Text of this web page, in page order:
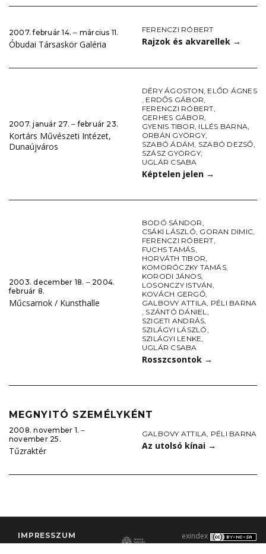
2007. február 14. ‒ március 11.
Óbudai Társaskör Galéria
FERENCZI RÓBERT
Rajzok és akvarellek →
2007. január 27. ‒ február 23.
Kortárs Művészeti Intézet,
Dunaújváros
DÉRY ÁGOSTON, ELŐD ÁGNES
, ERDŐS GÁBOR,
FERENCZI RÓBERT,
GERHES GÁBOR,
GYENIS TIBOR, ILLÉS BARNA,
ORBÁN GYÖRGY,
SZABÓ ÁDÁM, SZABÓ DEZSŐ,
SZÁSZ GYÖRGY,
UGLÁR CSABA
Képtelen jelen →
2003. december 18. ‒ 2004.
február 8.
Műcsarnok / Kunsthalle
BODÓ SÁNDOR,
CSÁKI LÁSZLÓ, GORAN DIMIC,
FERENCZI RÓBERT,
FUCHS TAMÁS,
HORVÁTH TIBOR,
KOMORÓCZKY TAMÁS,
KORODI JÁNOS,
LOSONCZY ISTVÁN,
KOVÁCH GERGŐ,
GALBOVY ATTILA, PÉLI BARNA
, SZÁNTÓ DÁNIEL,
SZIGETI ANDRÁS,
SZILÁGYI LÁSZLÓ,
SZILÁGYI LENKE,
UGLÁR CSABA
Rosszcsontok →
MEGNYITÓ SZEMÉLYKÉNT
2008. november 1. ‒
november 25.
Tűzraktér
GALBOVY ATTILA PÉLI BARNA
Az utolsó kínai →
IMPRESSZUM
exindex